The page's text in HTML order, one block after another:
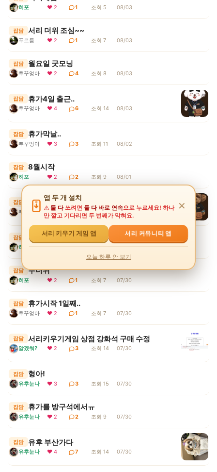
히포 ❤ 2 1 조회 5 08/03
잡담 서리 더위 조심~~
푸르름 ❤ 2 1 조회 7 08/03
잡담 월요일 굿모닝
뿌꾸엉아 ❤ 2 4 조회 8 08/03
잡담 휴가4일 출근..
뿌꾸엉아 ❤ 4 6 조회 14 08/03
잡담 휴가막날..
뿌꾸엉아 ❤ 3 3 조회 11 08/02
잡담 8월시작
히포 ❤ 2 2 조회 9 08/01
잡담 휴가 이틀째
뿌꾸엉아 ❤ 2 5 조회 11 07/31
잡담 서리게임
히포 ❤ 3 1 조회 5 07/30
잡담 무더위
히포 ❤ 2 1 조회 7 07/30
잡담 휴가시작 1일째..
뿌꾸엉아 ❤ 2 1 조회 7 07/30
잡담 서리키우기게임 상점 강화석 구매 수정
알겠쒀? ❤ 2 3 조회 14 07/30
잡담 형아!
유후눈나 ❤ 3 3 조회 15 07/30
잡담 휴가를 방구석에서ㅠ
유후눈나 ❤ 2 2 조회 9 07/30
잡담 유후 부산가다
유후눈나 ❤ 4 7 조회 14 07/30
앱 두 개 설치
둘 다쓰려면 둘 다 바로 연속으로 누르세요! 하나
만 깔고 기다리면 두 번째가 막혀요.
✕
서리 키우기 게임 앱 서리 커뮤니티 앱
오늘 하루 안 보기